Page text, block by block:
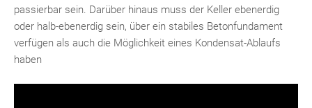
passierbar sein. Darüber hinaus muss der Keller ebenerdig
oder halb-ebenerdig sein, über ein stabiles Betonfundament
verfügen als auch die Möglichkeit eines Kondensat-Ablaufs
haben